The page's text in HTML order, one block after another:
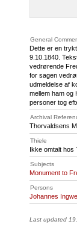
General
Dette er en
9.10.1840.
vedrørende
for sagen
udmeldelse af
mellem ham og
personer tog
Archival
Thorvaldsens
Thiele
Ikke omtalt hos
Subjects
Monument to
Persons
Johannes
Last updated